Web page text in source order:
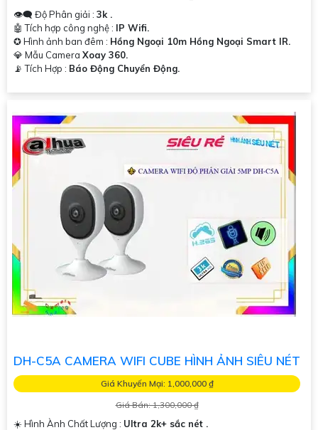
👁️‍🗨 Độ Phân giải : 3k .
🤖️ Tích hợp công nghệ : IP Wifi.
✪ Hình ảnh ban đêm : Hồng Ngoại 10m Hồng Ngoại Smart IR.
💎 Mẫu Camera Xoay 360.
️📡 Tích Hợp : Báo Động Chuyển Động.
DH-C5A CAMERA WIFI CUBE HÌNH ẢNH SIÊU NÉT
Giá Khuyến Mại: 1,000,000 ₫
Giá Bán: 1,300,000 ₫
☀️ Hình Ành Chất Lượng : Ultra 2k+ sắc nét .